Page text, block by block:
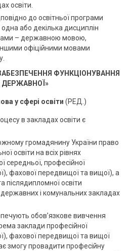
освіти.
до освітньої програми
або декілька дисциплін
– державною мовою,
офіційними мовами
ФУНКЦІОНУВАННЯ
ДЕРЖАВНОЇ»
у сфері освіти (РЕД.)
в закладах освіти є
громадянину України право
освіти на всіх рівнях
середньої, професійної
фахової передвищої та вищої), а
післядипломної освіти
і комунальних закладах
обов’язкове вивчення
заклади професійної
фахової передвищої та вищої
змогу провадити професійну